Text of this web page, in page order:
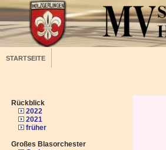
STARTSEITE
Rückblick
2022
2021
früher
Großes Blasorchester